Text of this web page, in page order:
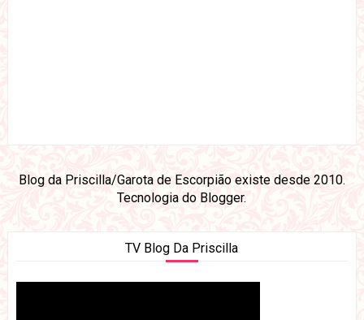
Blog da Priscilla/Garota de Escorpião existe desde 2010.
Tecnologia do Blogger.
TV Blog Da Priscilla